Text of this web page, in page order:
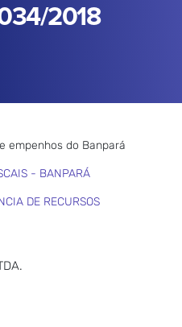
2018
empenhos do Banpará
- BANPARÁ
DE RECURSOS